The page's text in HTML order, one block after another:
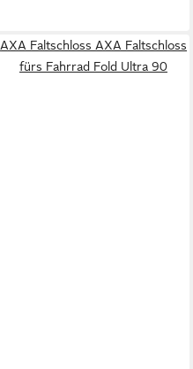
AXA Faltschloss AXA Faltschloss
fürs Fahrrad Fold Ultra 90